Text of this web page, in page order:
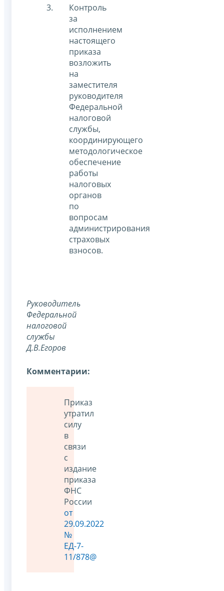
Контроль
за
исполнением
настоящего
приказа
возложить
на
заместителя
руководителя
Федеральной
налоговой
службы,
координирующего
методологическое
обеспечение
работы
налоговых
органов
по
вопросам
администрирования
страховых
взносов.
Руководитель
Федеральной
налоговой
службы
Д.В.Егоров
Комментарии:
Приказ
утратил
силу
в
связи
с
издание
приказа
ФНС
России
от
29.09.2022
№
ЕД-7-
11/878@